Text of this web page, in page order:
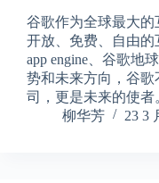
谷歌作为全球最大
开放、免费、自由的
app engine、谷歌地
势和未来方向，谷
司，更是未来的使者
柳华芳
23 3